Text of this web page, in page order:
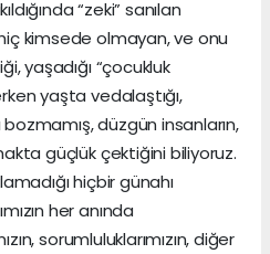
“zeki” sanılan
kimsede olmayan, ve onu
yaşadığı “çocukluk
yaşta vedalaştığı,
bozmamış, düzgün insanların,
güçlük çektiğini biliyoruz.
hiçbir günahı
her anında
sorumluluklarımızın, diğer